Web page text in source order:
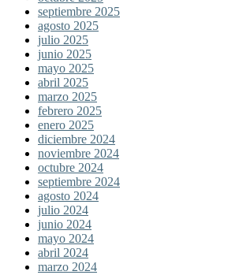
septiembre 2025
agosto 2025
julio 2025
junio 2025
mayo 2025
abril 2025
marzo 2025
febrero 2025
enero 2025
diciembre 2024
noviembre 2024
octubre 2024
septiembre 2024
agosto 2024
julio 2024
junio 2024
mayo 2024
abril 2024
marzo 2024